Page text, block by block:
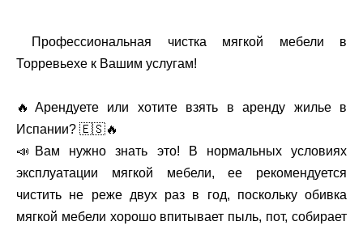
Профессиональная чистка мягкой мебели в
Торревьехе к Вашим услугам!
🔥Арендуете или хотите взять в аренду жилье в
Испании? 🇪🇸🔥
📣Вам нужно знать это! В нормальных условиях
эксплуатации мягкой мебели, ее рекомендуется
чистить не реже двух раз в год, поскольку обивка
мягкой мебели хорошо впитывает пыль, пот, собирает